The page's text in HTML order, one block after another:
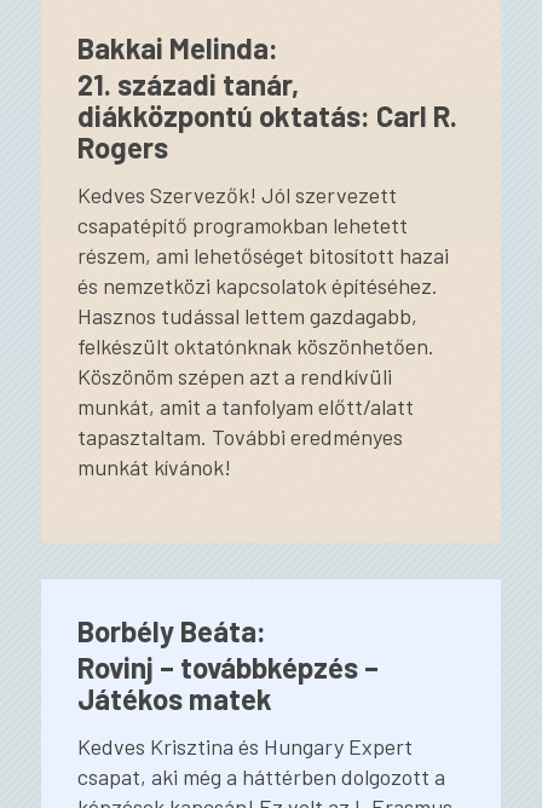
Bakkai Melinda:
21. századi tanár,
diákközpontú oktatás: Carl R.
Rogers
Kedves Szervezők! Jól szervezett
csapatépítő programokban lehetett
részem, ami lehetőséget bitosított hazai
és nemzetközi kapcsolatok építéséhez.
Hasznos tudással lettem gazdagabb,
felkészült oktatónknak köszönhetően.
Köszönöm szépen azt a rendkívüli
munkát, amit a tanfolyam előtt/alatt
tapasztaltam. További eredményes
munkát kívánok!
Borbély Beáta:
Rovinj – továbbképzés –
Játékos matek
Kedves Krisztina és Hungary Expert
csapat, aki még a háttérben dolgozott a